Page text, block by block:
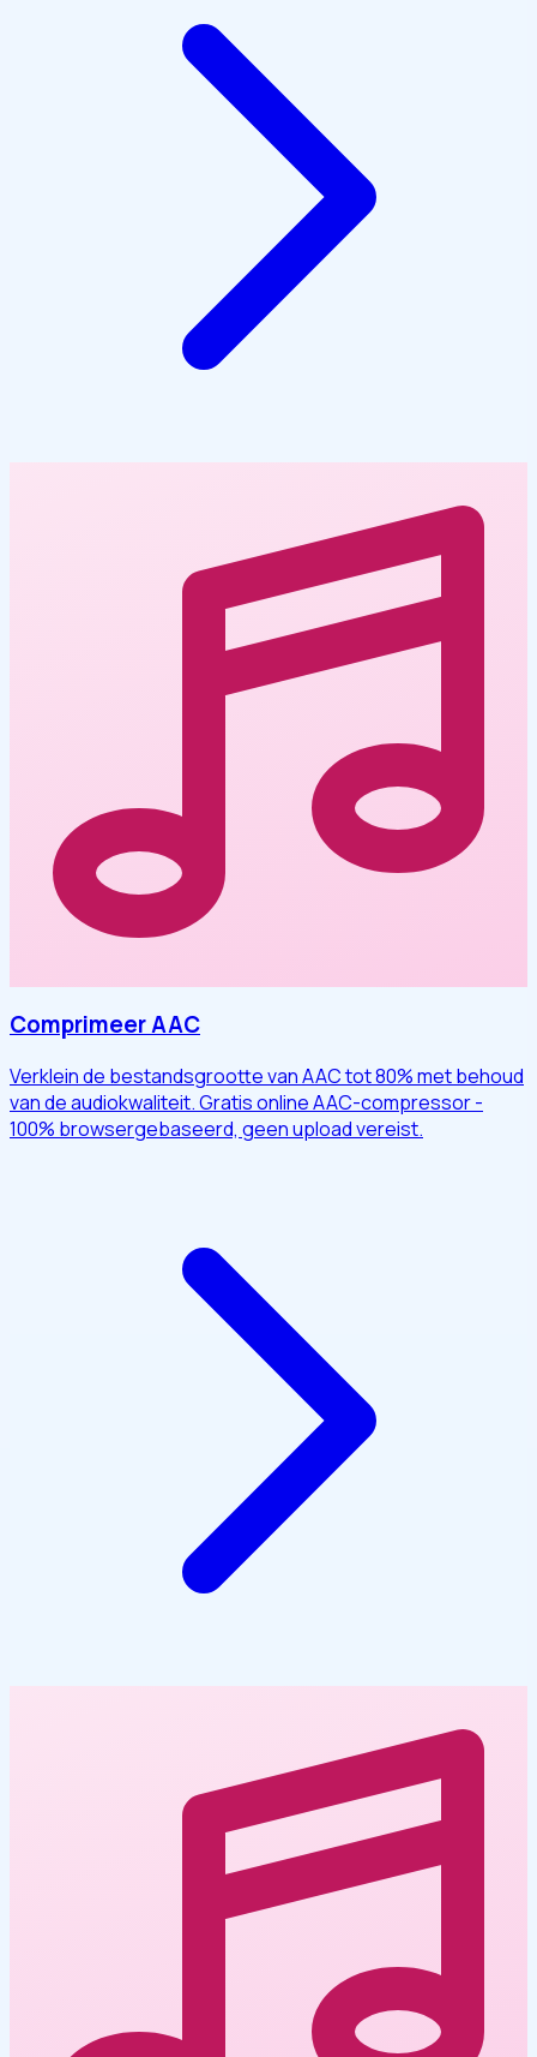
Comprimeer AAC
Verklein de bestandsgrootte van AAC tot 80% met behoud
van de audiokwaliteit. Gratis online AAC-compressor -
100% browsergebaseerd, geen upload vereist.